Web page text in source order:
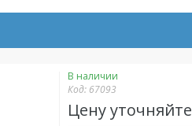
В наличии
Код: 67093
Цену уточняйте